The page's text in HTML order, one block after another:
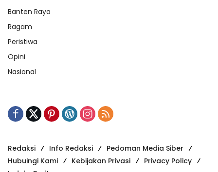
Banten Raya
Ragam
Peristiwa
Opini
Nasional
Redaksi Info Redaksi
Pedoman Media Siber
Hubuingi Kami
Kebijakan Privasi
Privacy Policy